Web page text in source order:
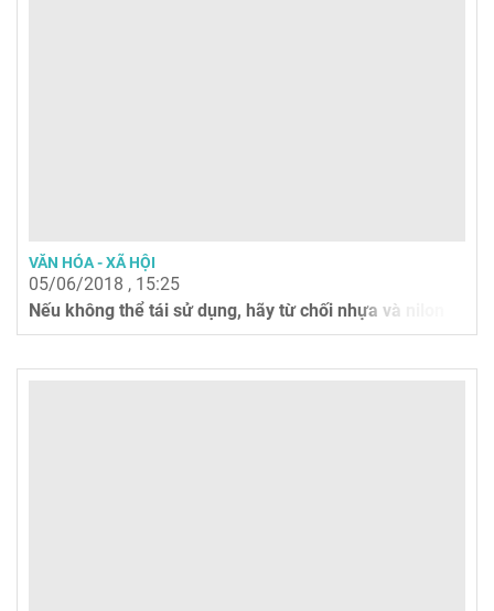
VĂN HÓA - XÃ HỘI
05/06/2018 , 15:25
Nếu không thể tái sử dụng, hãy từ chối nhựa và nilon